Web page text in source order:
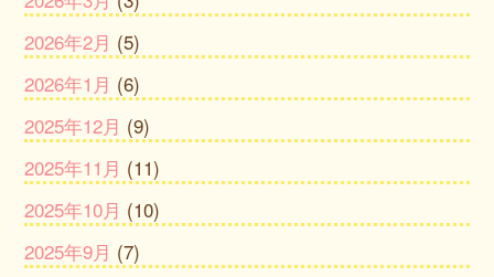
2026年2月 (5)
2026年1月 (6)
2025年12月 (9)
2025年11月 (11)
2025年10月 (10)
2025年9月 (7)